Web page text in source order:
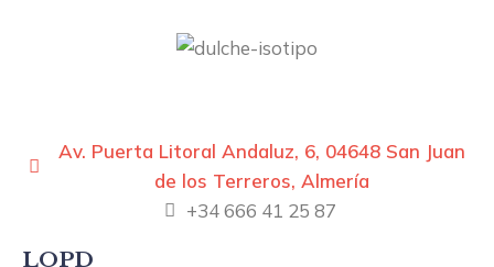
Av. Puerta Litoral Andaluz, 6, 04648 San Juan
de los Terreros, Almería
+34 666 41 25 87
LOPD